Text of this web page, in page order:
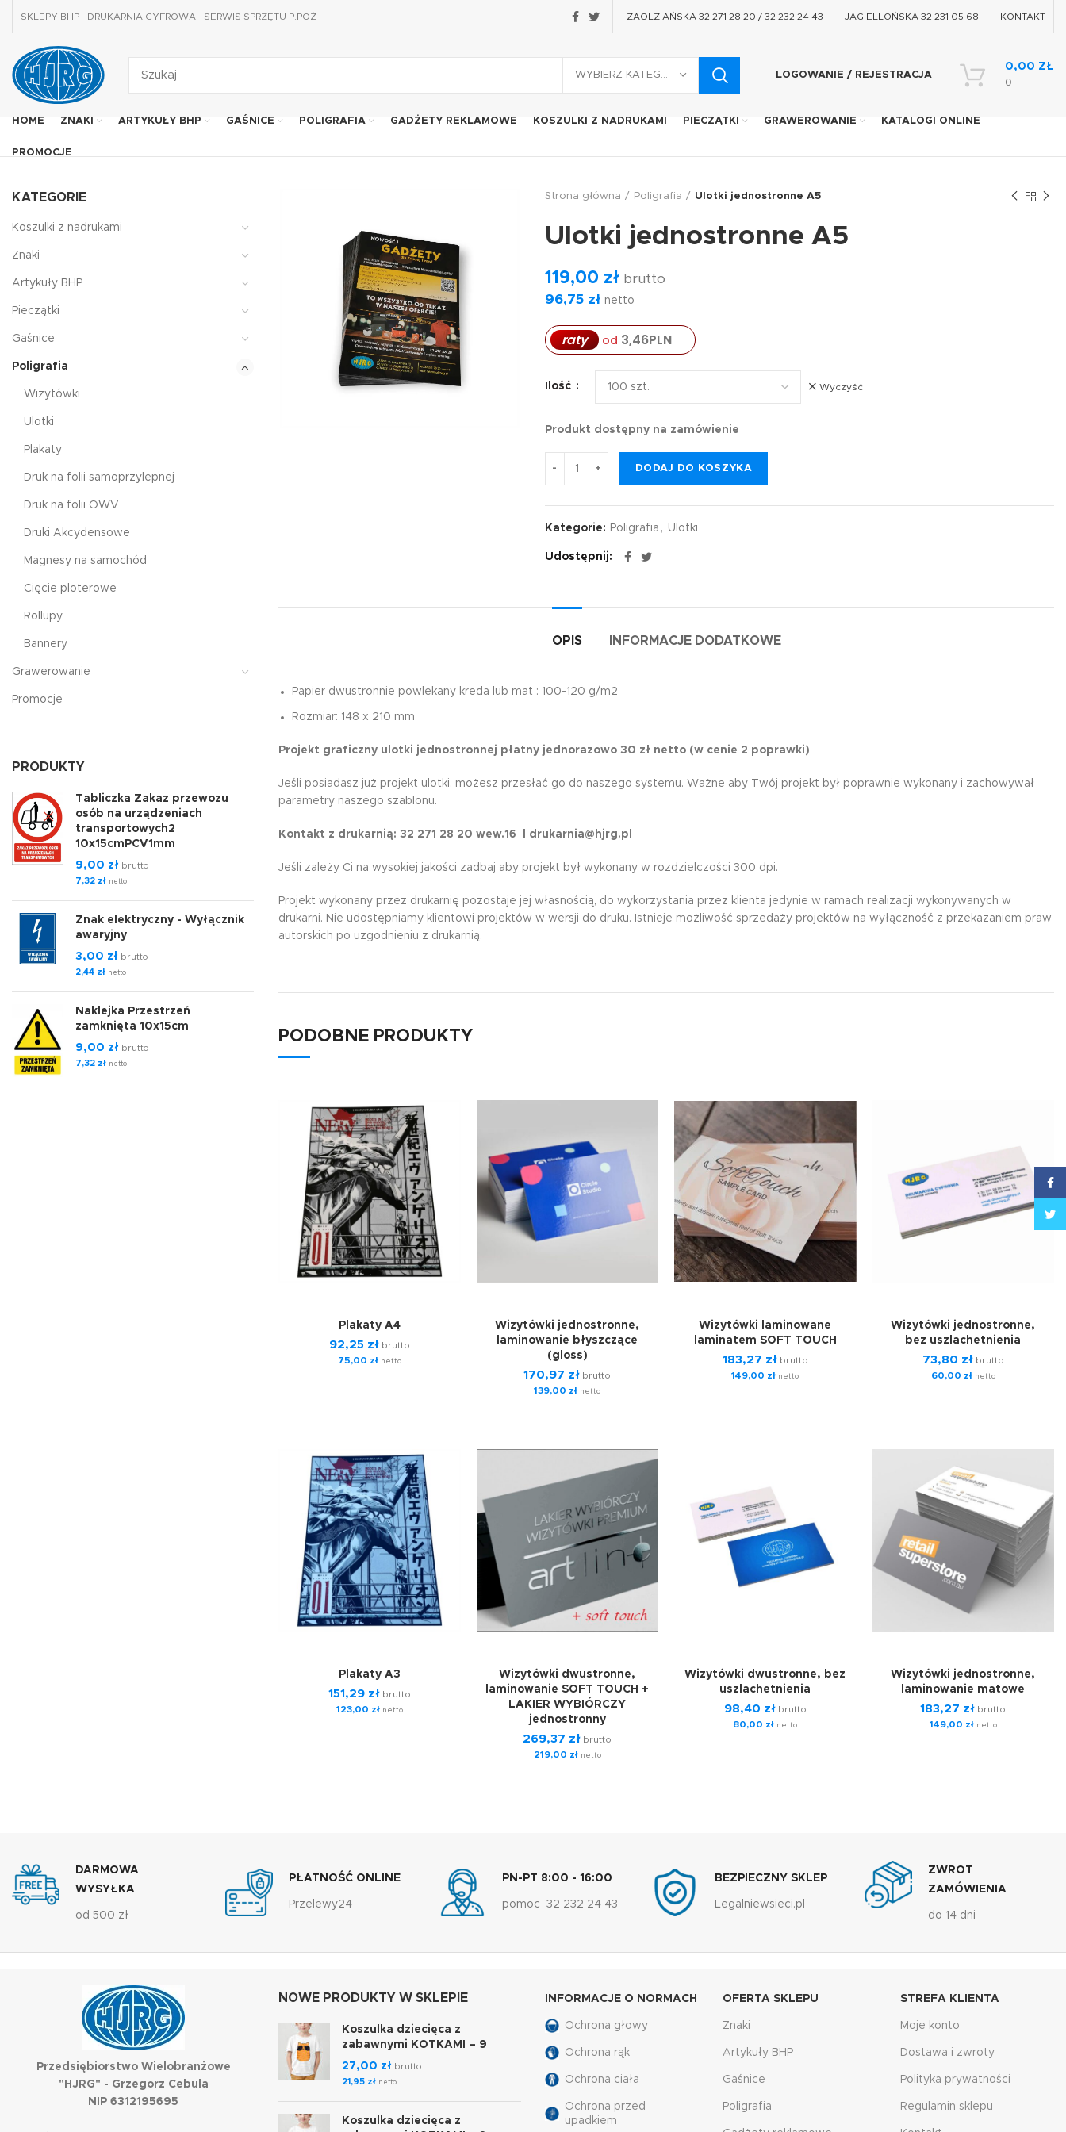
SKLEPY BHP - DRUKARNIA CYFROWA - SERWIS SPRZĘTU P.POŻ ZAOLZIAŃSKA 32 271 28 20 / 32 232 24 43 JAGIELLOŃSKA 32 231 05 68 KONTAKT
LOGOWANIE / REJESTRACJA
0
0,00 ZŁ
HOME ZNAKI ARTYKUŁY BHP GAŚNICE POLIGRAFIA GADŻETY REKLAMOWE KOSZULKI Z NADRUKAMI PIECZĄTKI GRAWEROWANIE KATALOGI ONLINE
PROMOCJE
Strona główna Poligrafia Ulotki jednostronne A5
Ulotki jednostronne A5
119,00 zł brutto
96,75 zł netto
raty od 3,46PLN
Ilość Wyczyść
Produkt dostępny na zamówienie
DODAJ DO KOSZYKA
Kategorie: Poligrafia , Ulotki
Udostępnij
OPIS INFORMACJE DODATKOWE
Papier dwustronnie powlekany kreda lub mat : 100-120 g/m2
Rozmiar: 148 x 210 mm
Projekt graficzny ulotki jednostronnej płatny jednorazowo 30 zł netto (w cenie 2 poprawki)
Jeśli posiadasz już projekt ulotki, możesz przesłać go do naszego systemu. Ważne aby Twój projekt był poprawnie wykonany i zachowywał
parametry naszego szablonu.
Kontakt z drukarnią: 32 271 28 20 wew.16 | drukarnia@hjrg.pl
Jeśli zależy Ci na wysokiej jakości zadbaj aby projekt był wykonany w rozdzielczości 300 dpi.
Projekt wykonany przez drukarnię pozostaje jej własnością, do wykorzystania przez klienta jedynie w ramach realizacji wykonywanych w
drukarni. Nie udostępniamy klientowi projektów w wersji do druku. Istnieje możliwość sprzedaży projektów na wyłączność z przekazaniem praw
autorskich po uzgodnieniu z drukarnią.
PODOBNE PRODUKTY
Plakaty A4
92,25 złbrutto
75,00 złnetto
Wizytówki jednostronne,
laminowanie błyszczące
(gloss)
170,97 zł brutto
139,00 zł netto
Wizytówki laminowane
laminatem SOFT TOUCH
183,27 złbrutto
149,00 zł netto
Wizytówki jednostronne,
bez uszlachetnienia
73,80 złbrutto
60,00 złnetto
Plakaty A3
151,29 złbrutto
123,00 złnetto
Wizytówki dwustronne,
laminowanie SOFT TOUCH +
LAKIER WYBIÓRCZY
jednostronny
269,37 zł brutto
219,00 złnetto
Wizytówki dwustronne, bez
uszlachetnienia
98,40 złbrutto
80,00 zł netto
Wizytówki jednostronne,
laminowanie matowe
183,27 zł brutto
149,00 złnetto
KATEGORIE
Koszulki z nadrukami
Znaki
Artykuły BHP
Pieczątki
Gaśnice
Poligrafia
Wizytówki
Ulotki
Plakaty
Druk na folii samoprzylepnej
Druk na folii OWV
Druki Akcydensowe
Magnesy na samochód
Cięcie ploterowe
Rollupy
Bannery
Grawerowanie
Promocje
PRODUKTY
Tabliczka Zakaz przewozu
osób na urządzeniach
transportowych2
10x15cmPCV1mm
9,00 zł brutto
7,32 zł netto
Znak elektryczny - Wyłącznik
awaryjny
3,00 zł brutto
2,44 zł netto
Naklejka Przestrzeń
zamknięta 10x15cm
9,00 zł brutto
7,32 zł netto
DARMOWA
WYSYŁKA
od 500 zł
PŁATNOŚĆ ONLINE
Przelewy24
PN-PT 8:00 - 16:00
pomoc 32 232 24 43
BEZPIECZNY SKLEP
Legalniewsieci.pl
ZWROT
ZAMÓWIENIA
do 14 dni
Przedsiębiorstwo Wielobranżowe
"HJRG" - Grzegorz Cebula
NIP 6312195695
NOWE PRODUKTY W SKLEPIE
Koszulka dziecięca z
zabawnymi KOTKAMI – 9
27,00 zł brutto
21,95 zł netto
Koszulka dziecięca z
INFORMACJE O NORMACH
Ochrona głowy
Ochrona rąk
Ochrona ciała
Ochrona przed
upadkiem
OFERTA SKLEPU
Znaki
Artykuły BHP
Gaśnice
Poligrafia
STREFA KLIENTA
Moje konto
Dostawa i zwroty
Polityka prywatności
Regulamin sklepu